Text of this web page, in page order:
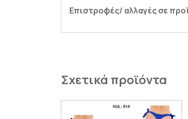
Επιστροφές/ αλλαγές σε
Σχετικά προϊόντα